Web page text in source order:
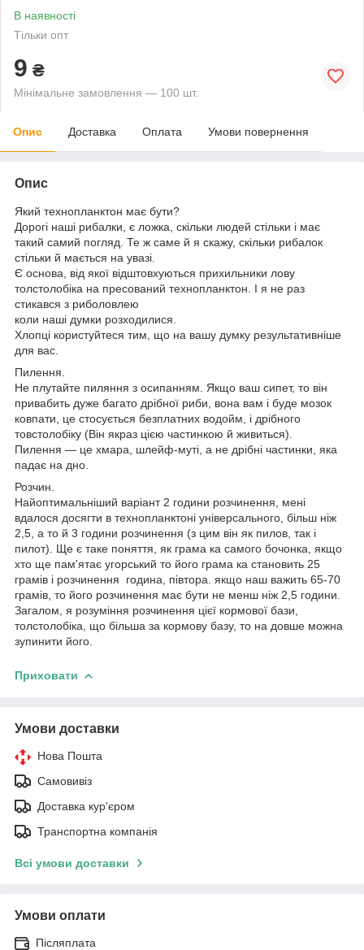
В наявності
Тільки опт
9 ₴
Мінімальне замовлення — 100 шт.
Опис Доставка Оплата Умови повернення
Опис
Який технопланктон має бути?
Дорогі наші рибалки, є ложка, скільки людей стільки і має
такий самий погляд. Те ж саме й я скажу, скільки рибалок
стільки й мається на увазі.
Є основа, від якої відштовхуються прихильники лову
толстолобіка на пресований технопланктон. І я не раз
стикався з риболовлею
коли наші думки розходилися.
Хлопці користуйтеся тим, що на вашу думку результативніше
для вас.
Пилення.
Не плутайте пиляння з осипанням. Якщо ваш сипет, то він
привабить дуже багато дрібної риби, вона вам і буде мозок
ковпати, це стосується безплатних водойм, і дрібного
товстолобіку (Він якраз цією частинкою й живиться).
Пилення — це хмара, шлейф-муті, а не дрібні частинки, яка
падає на дно.
Розчин.
Найоптимальніший варіант 2 години розчинення, мені
вдалося досягти в технопланктоні універсального, більш ніж
2,5, а то й 3 години розчинення (з цим він як пилов, так і
пилот). Ще є таке поняття, як грама ка самого бочонка, якщо
хто ще пам'ятає угорський то його грама ка становить 25
грамів і розчинення година, півтора. якщо наш важить 65-70
грамів, то його розчинення має бути не менш ніж 2,5 години.
Загалом, я розуміння розчинення цієї кормової бази,
толстолобіка, що більша за кормову базу, то на довше можна
зупинити його.
Приховати
Умови доставки
Нова Пошта
Самовивіз
Доставка кур'єром
Транспортна компанія
Всі умови доставки
Умови оплати
Післяплата